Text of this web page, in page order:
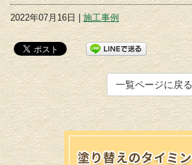
2022年07月16日 | 施工事例
一覧ページに戻る